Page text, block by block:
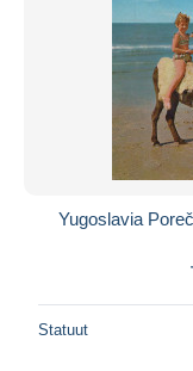
Yugoslavia
Statuut